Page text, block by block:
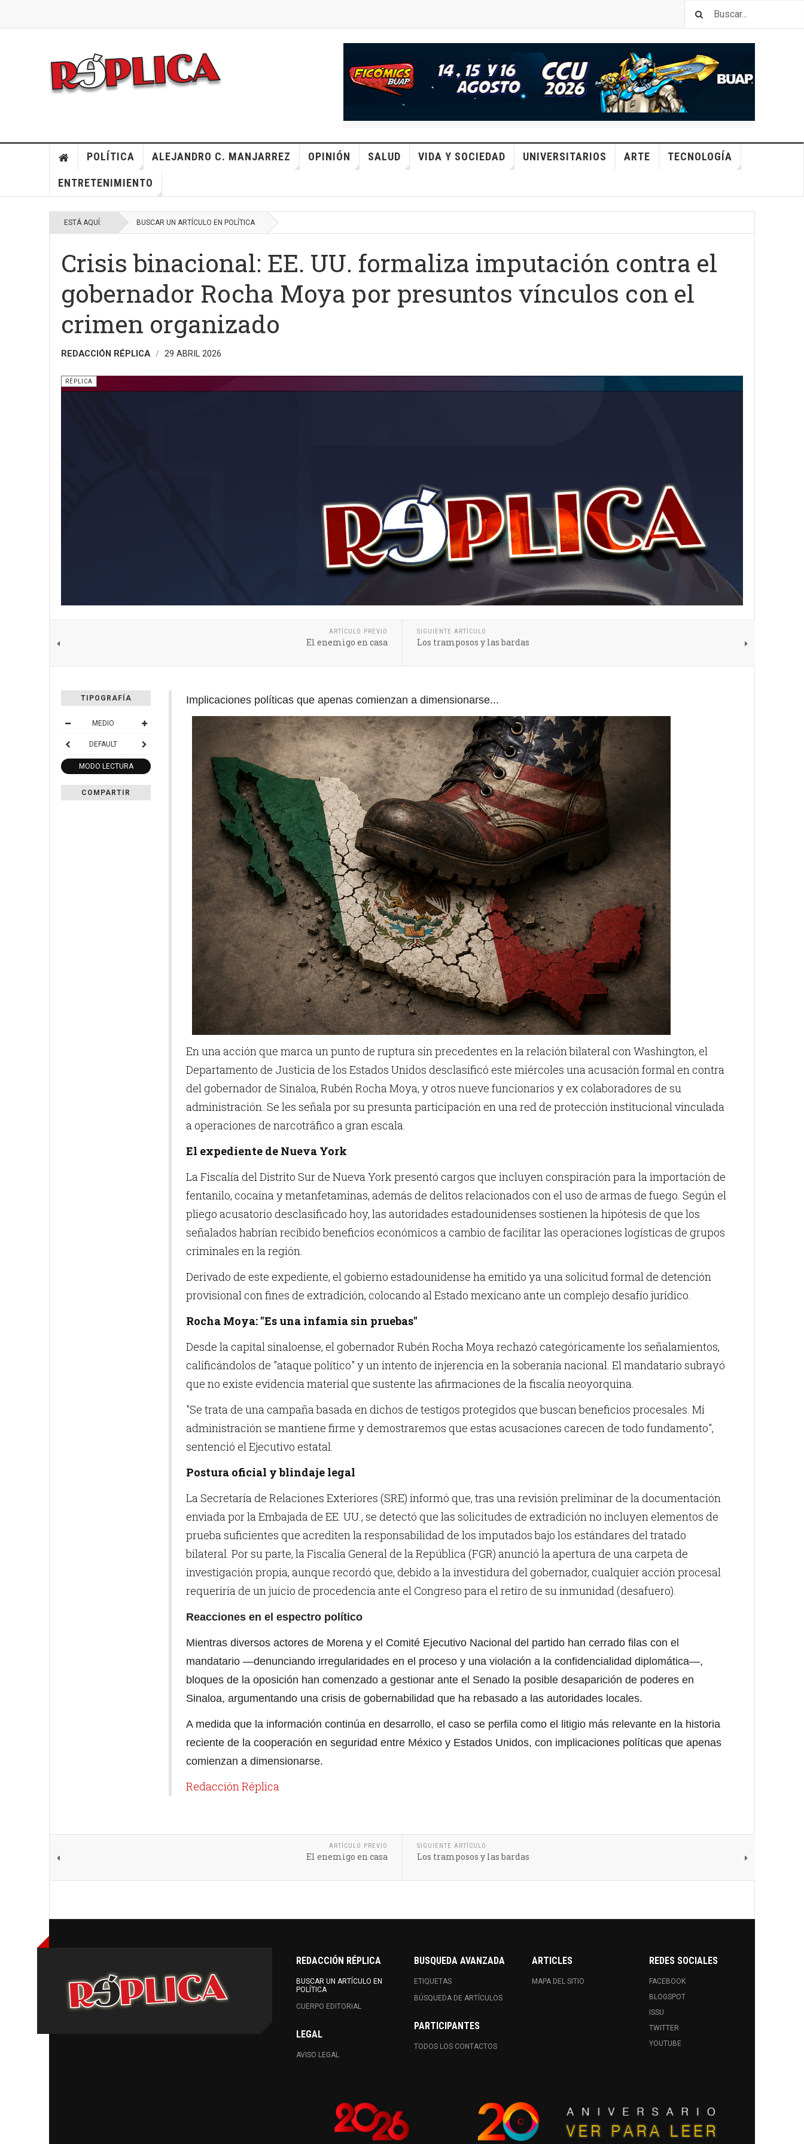
POLÍTICA ALEJANDRO C. MANJARREZ OPINIÓN SALUD VIDA Y SOCIEDAD UNIVERSITARIOS ARTE TECNOLOGÍA
ENTRETENIMIENTO
ESTÁ AQUÍ: BUSCAR UN ARTÍCULO EN POLÍTICA
Crisis binacional: EE. UU. formaliza imputación contra el
gobernador Rocha Moya por presuntos vínculos con el
crimen organizado
REDACCIÓN RÉPLICA 29 ABRIL 2026
RÉPLICA
ARTÍCULO PREVIO
El enemigo en casa
SIGUIENTE ARTÍCULO
Los tramposos y las bardas
TIPOGRAFÍA
MEDIO
DEFAULT
MODO LECTURA
COMPARTIR
Implicaciones políticas que apenas comienzan a dimensionarse...
En una acción que marca un punto de ruptura sin precedentes en la relación bilateral con Washington, el
Departamento de Justicia de los Estados Unidos desclasificó este miércoles una acusación formal en contra
del gobernador de Sinaloa, Rubén Rocha Moya, y otros nueve funcionarios y ex colaboradores de su
administración. Se les señala por su presunta participación en una red de protección institucional vinculada
a operaciones de narcotráfico a gran escala.
El expediente de Nueva York
La Fiscalía del Distrito Sur de Nueva York presentó cargos que incluyen conspiración para la importación de
fentanilo, cocaína y metanfetaminas, además de delitos relacionados con el uso de armas de fuego. Según el
pliego acusatorio desclasificado hoy, las autoridades estadounidenses sostienen la hipótesis de que los
señalados habrían recibido beneficios económicos a cambio de facilitar las operaciones logísticas de grupos
criminales en la región.
Derivado de este expediente, el gobierno estadounidense ha emitido ya una solicitud formal de detención
provisional con fines de extradición, colocando al Estado mexicano ante un complejo desafío jurídico.
Rocha Moya: "Es una infamia sin pruebas"
Desde la capital sinaloense, el gobernador Rubén Rocha Moya rechazó categóricamente los señalamientos,
calificándolos de "ataque político" y un intento de injerencia en la soberanía nacional. El mandatario subrayó
que no existe evidencia material que sustente las afirmaciones de la fiscalía neoyorquina.
"Se trata de una campaña basada en dichos de testigos protegidos que buscan beneficios procesales. Mi
administración se mantiene firme y demostraremos que estas acusaciones carecen de todo fundamento",
sentenció el Ejecutivo estatal.
Postura oficial y blindaje legal
La Secretaría de Relaciones Exteriores (SRE) informó que, tras una revisión preliminar de la documentación
enviada por la Embajada de EE. UU., se detectó que las solicitudes de extradición no incluyen elementos de
prueba suficientes que acrediten la responsabilidad de los imputados bajo los estándares del tratado
bilateral. Por su parte, la Fiscalía General de la República (FGR) anunció la apertura de una carpeta de
investigación propia, aunque recordó que, debido a la investidura del gobernador, cualquier acción procesal
requeriría de un juicio de procedencia ante el Congreso para el retiro de su inmunidad (desafuero).
Reacciones en el espectro político
Mientras diversos actores de Morena y el Comité Ejecutivo Nacional del partido han cerrado filas con el
mandatario —denunciando irregularidades en el proceso y una violación a la confidencialidad diplomática—,
bloques de la oposición han comenzado a gestionar ante el Senado la posible desaparición de poderes en
Sinaloa, argumentando una crisis de gobernabilidad que ha rebasado a las autoridades locales.
A medida que la información continúa en desarrollo, el caso se perfila como el litigio más relevante en la historia
reciente de la cooperación en seguridad entre México y Estados Unidos, con implicaciones políticas que apenas
comienzan a dimensionarse.
Redacción Réplica
ARTÍCULO PREVIO
El enemigo en casa
SIGUIENTE ARTÍCULO
Los tramposos y las bardas
REDACCIÓN RÉPLICA
BUSCAR UN ARTÍCULO EN
POLÍTICA
CUERPO EDITORIAL
LEGAL
AVISO LEGAL
BUSQUEDA AVANZADA
ETIQUETAS
BÚSQUEDA DE ARTÍCULOS
PARTICIPANTES
TODOS LOS CONTACTOS
ARTICLES
MAPA DEL SITIO
REDES SOCIALES
FACEBOOK
BLOGSPOT
ISSU
TWITTER
YOUTUBE